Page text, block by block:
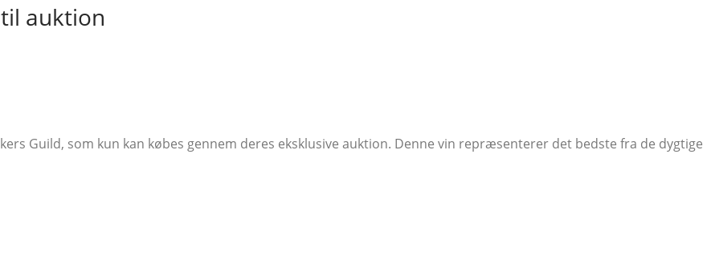
auktion
Guild, som kun kan købes gennem deres eksklusive auktion. Denne vin repræsenterer det bedste fra de dygtige